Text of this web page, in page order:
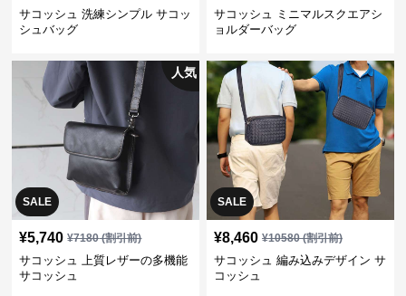
サコッシュ 洗練シンプル サコッ
シュバッグ
サコッシュ ミニマルスクエアシ
ョルダーバッグ
SALE
人気
¥5,740 ¥7180(割引前)
サコッシュ 上質レザーの多機能
サコッシュ
SALE
¥8,460 ¥10580(割引前)
サコッシュ 編み込みデザイン サ
コッシュ